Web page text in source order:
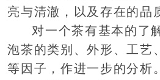
亮与清澈，以及存在的品
对一个茶有基本的了
泡茶的类别、外形、工艺
等因子，作进一步的分析。